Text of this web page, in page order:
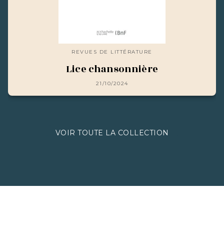
REVUES DE LITTÉRATURE
Lice chansonnière
21/10/2024
VOIR TOUTE LA COLLECTION